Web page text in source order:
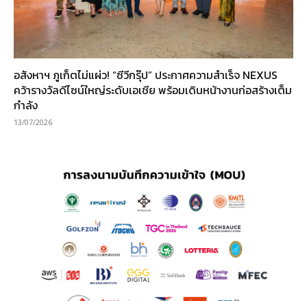
อสังหาฯ ภูเก็ตไม่แผ่ว! “ซีวีกรุ๊ป” ประกาศความสำเร็จ NEXUS
คว้ารางวัลดีไซน์ใหญ่ระดับเอเชีย พร้อมเดินหน้างานก่อสร้างเต็ม
กำลัง
13/07/2026